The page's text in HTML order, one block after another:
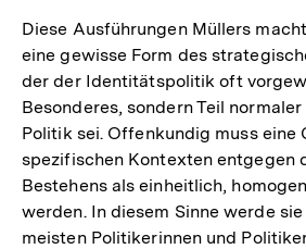
Diese Ausführungen Müllers
eine gewisse Form des
der der Identitätspolitik oft
Besonderes, sondern Teil
Politik sei. Offenkundig muss eine
spezifischen Kontexten entgegen
Bestehens als einheitlich,
werden. In diesem Sinne werde
meisten Politikerinnen und